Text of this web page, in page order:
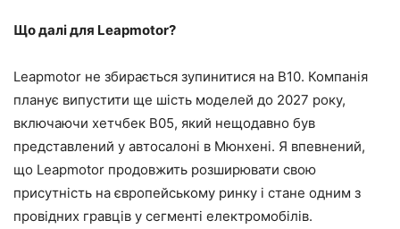
Що далі для Leapmotor?
Leapmotor не збирається зупинитися на B10. Компанія
планує випустити ще шість моделей до 2027 року,
включаючи хетчбек B05, який нещодавно був
представлений у автосалоні в Мюнхені. Я впевнений,
що Leapmotor продовжить розширювати свою
присутність на європейському ринку і стане одним з
провідних гравців у сегменті електромобілів.